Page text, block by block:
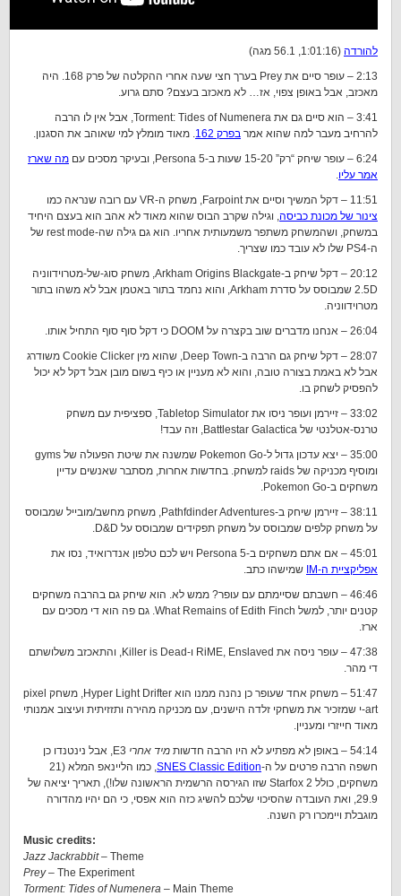
להורדה (1:01:16, 56.1 מגה)
2:13 – עופר סיים את Prey בערך חצי שעה אחרי ההקלטה של פרק 168. היה
מאכזב, אבל באופן צפוי, אז… לא מאכזב בעצם? סתם גרוע.
3:41 – הוא סיים גם את Torment: Tides of Numenera, אבל אין לו הרבה
להרחיב מעבר למה שהוא אמר בפרק 162
. מאוד מומלץ למי שאוהב את הסגנון.
6:24 – עופר שיחק “רק” 15-20 שעות ב-Persona 5, ובעיקר מסכים עם
מה שארז
אמר עליו.
11:51 – דקל המשיך וסיים את Farpoint, משחק ה-VR עם רובה שנראה כמו
צינור של מכונת כביסה, וגילה שקרב הבוס שהוא מאוד לא אהב הוא בעצם היחיד
במשחק, ושהמשחק משתפר משמעותית אחריו. הוא גם גילה שה-rest mode של
ה-PS4 שלו לא עובד כמו שצריך.
20:12 – דקל שיחק ב-Arkham Origins Blackgate, משחק סוג-של-מטרוידווניה
2.5D שמבוסס על סדרת Arkham, והוא נחמד בתור באטמן אבל לא משהו בתור
מטרוידווניה.
26:04 – אנחנו מדברים שוב בקצרה על DOOM כי דקל סוף סוף התחיל אותו.
28:07 – דקל שיחק גם הרבה ב-Deep Town, שהוא מין Cookie Clicker משודרג
אבל לא באמת בצורה טובה, והוא לא מעניין או כיף בשום מובן אבל דקל לא יכול
להפסיק לשחק בו.
33:02 – זיירמן ועופר ניסו את Tabletop Simulator, ספציפית עם משחק
טרנס-אטלנטי של Battlestar Galactica, וזה עבד!
35:00 – יצא עדכון גדול ל-Pokemon Go שמשנה את שיטת הפעולה של gyms
ומוסיף מכניקה של raids למשחק. בחדשות אחרות, מסתבר שאנשים עדיין
משחקים ב-Pokemon Go.
38:11 – זיירמן שיחק ב-Pathfdinder Adventures, משחק מחשב/מובייל שמבוסס
על משחק קלפים שמבוסס על משחק תפקידים שמבוסס על D&D.
45:01 – אם אתם משחקים ב-Persona 5 ויש לכם טלפון אנדרואיד, נסו את
אפליקציית ה-IM
שמישהו כתב.
46:46 – חשבתם שסיימתם עם עופר? ממש לא. הוא שיחק גם בהרבה משחקים
קטנים יותר, למשל What Remains of Edith Finch. גם פה הוא די מסכים עם
ארז.
47:38 – עופר ניסה את RiME, Enslaved ו-Killer is Dead, והתאכזב משלושתם
די מהר.
51:47 – משחק אחד שעופר כן נהנה ממנו הוא Hyper Light Drifter, משחק pixel
art-י שמזכיר את משחקי זלדה הישנים, עם מכניקה מהירה ותזזיתית ועיצוב אמנותי
מאוד חייזרי ומעניין.
54:14 – באופן לא מפתיע לא היו הרבה חדשות
מיד אחרי
E3, אבל נינטנדו כן
חשפה הרבה פרטים על ה-SNES Classic Edition
, כמו הליינאפ המלא (21
משחקים, כולל Starfox 2 שזו הגירסה הרשמית הראשונה שלו!), תאריך יציאה של
29.9, ואת העובדה שהסיכוי שלכם להשיג כזה הוא אפסי, כי הם יהיו מהדורה
מוגבלת ויימכרו רק השנה.
Music credits:
Jazz Jackrabbit – Theme
Prey– The Experiment
Torment: Tides of Numenera – Main Theme